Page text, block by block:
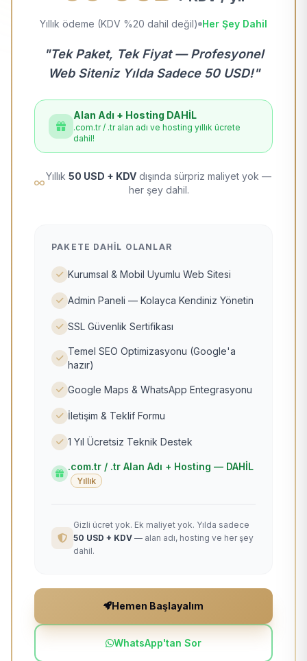
Yıllık ödeme (KDV %20 dahil değil) Her Şey Dahil
"Tek Paket, Tek Fiyat — Profesyonel
Web Siteniz Yılda Sadece 50 USD!"
Alan Adı + Hosting DAHİL
.com.tr / .tr alan adı ve hosting yıllık ücrete
dahil!
Yıllık 50 USD + KDV dışında sürpriz maliyet yok —
her şey dahil.
PAKETE DAHIL OLANLAR
Kurumsal & Mobil Uyumlu Web Sitesi
Admin Paneli — Kolayca Kendiniz Yönetin
SSL Güvenlik Sertifikası
Temel SEO Optimizasyonu (Google'a
hazır)
Google Maps & WhatsApp Entegrasyonu
İletişim & Teklif Formu
1 Yıl Ücretsiz Teknik Destek
.com.tr / .tr Alan Adı + Hosting — DAHİL
Yıllık
Gizli ücret yok. Ek maliyet yok. Yılda sadece
50 USD + KDV — alan adı, hosting ve her şey
dahil.
Hemen Başlayalım
WhatsApp'tan Sor